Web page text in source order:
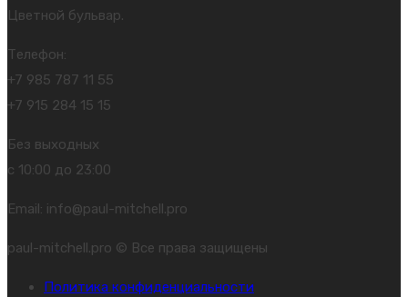
Цветной бульвар.
Телефон:
+7 985 787 11 55
+7 915 284 15 15
Без выходных
с 10:00 до 23:00
Email: info@paul-mitchell.pro
paul-mitchell.pro © Все права защищены
Политика конфиденциальности